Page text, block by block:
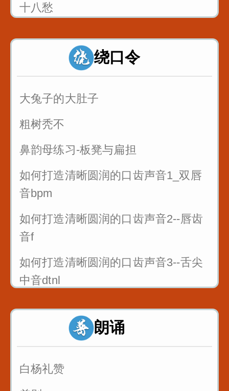
十八愁
诸葛亮 八扇屏 绕口令
大兔子的大肚子
粗树秃不
鼻韵母练习-板凳与扁担
如何打造清晰圆润的口齿声音1_双唇
音bpm
如何打造清晰圆润的口齿声音2--唇齿
音f
如何打造清晰圆润的口齿声音3--舌尖
中音dtnl
1_双唇音bpm_八百标兵奔北坡
2_唇齿音f_粉红凤凰
朗诵
白杨礼赞